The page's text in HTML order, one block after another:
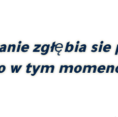
zgłębia sie
w tym